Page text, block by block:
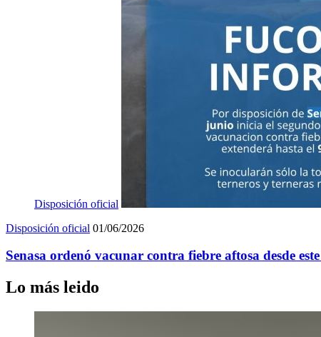
Disposición oficial
Disposición oficial 01/06/2026
Senasa ordenó vacunar contra fiebre aftosa desde
Lo más leido